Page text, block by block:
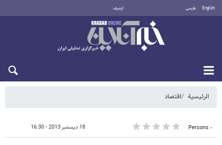
English فارسی أرشيف
الرئيسية اقتصاد
٠ Persons 18 ديسمبر 2013 - 16:30